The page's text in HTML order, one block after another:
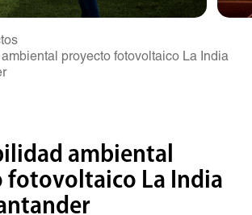
proyecto fotovoltaico La India
ambiental
fotovoltaico La India